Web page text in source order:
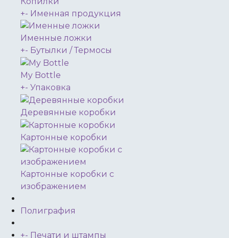
+- Именная продукция
Именные ложки
+- Бутылки / Термосы
My Bottle
+- Упаковка
Деревянные коробки
Картонные коробки
Картонные коробки с
изображением
Полиграфия
+- Печати и штампы